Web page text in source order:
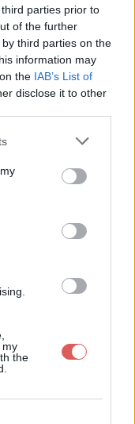
parties prior to
of the further
third parties on the
information may
the IAB’s List of
disclose it to other
my
the
et les
cadea